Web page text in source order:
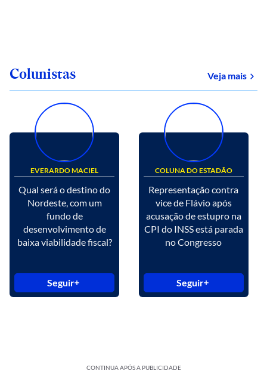
Colunistas Veja mais
EVERARDO MACIEL
Qual será o destino do
Nordeste, com um
fundo de
desenvolvimento de
baixa viabilidade fiscal?
Seguir
COLUNA DO ESTADÃO
Representação contra
vice de Flávio após
acusação de estupro na
CPI do INSS está parada
no Congresso
Seguir
CONTINUA APÓS A PUBLICIDADE